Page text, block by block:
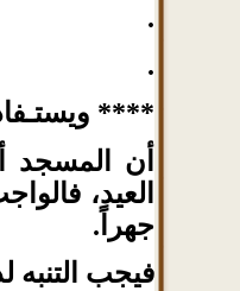
.
.
****
أن المسجد
العيد،
جهراً.
فيجب التنبه